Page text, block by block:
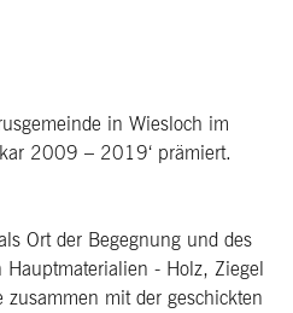
in Wiesloch im
2009 – 2019‘ prämiert.
Ort der Begegnung und des
- Holz, Ziegel
mit der geschickten